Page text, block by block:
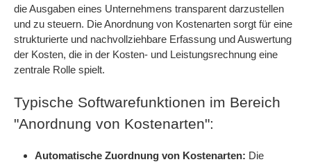
die Ausgaben eines Unternehmens transparent darzustellen
und zu steuern. Die Anordnung von Kostenarten sorgt für eine
strukturierte und nachvollziehbare Erfassung und Auswertung
der Kosten, die in der Kosten- und Leistungsrechnung eine
zentrale Rolle spielt.
Typische Softwarefunktionen im Bereich
"Anordnung von Kostenarten":
Automatische Zuordnung von Kostenarten: Die